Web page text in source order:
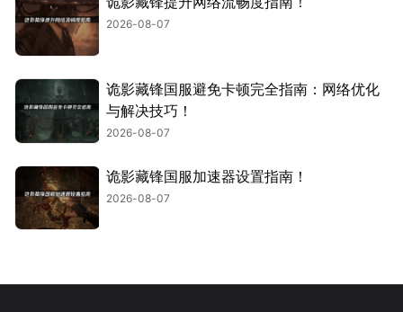
2026-08-07
诡影藏锋国服避免卡顿完全指南：网络优化
与解决技巧！
2026-08-07
诡影藏锋国服加速器设置指南！
2026-08-07